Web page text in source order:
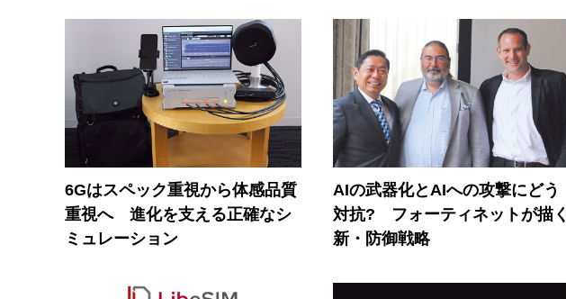
6Gはスペック重視から体感品質
重視へ 進化を支える正確なシ
ミュレーション
AIの武器化とAIへの攻撃にどう
対抗? フォーティネットが描く
新・防御戦略